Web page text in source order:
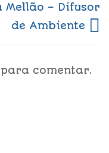
Mellão – Difusor
de Ambiente
para comentar.